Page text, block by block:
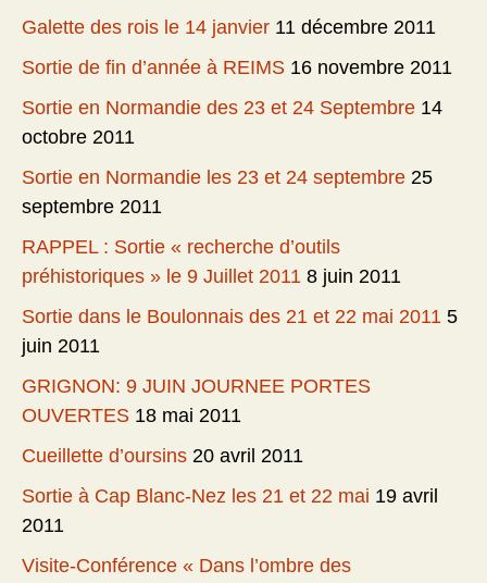
Galette des rois le 14 janvier 11 décembre 2011
Sortie de fin d’année à REIMS 16 novembre 2011
Sortie en Normandie des 23 et 24 Septembre 14
octobre 2011
Sortie en Normandie les 23 et 24 septembre 25
septembre 2011
RAPPEL : Sortie « recherche d’outils
préhistoriques » le 9 Juillet 2011 8 juin 2011
Sortie dans le Boulonnais des 21 et 22 mai 2011 5
juin 2011
GRIGNON: 9 JUIN JOURNEE PORTES
OUVERTES 18 mai 2011
Cueillette d’oursins 20 avril 2011
Sortie à Cap Blanc-Nez les 21 et 22 mai 19 avril
2011
Visite-Conférence « Dans l’ombre des